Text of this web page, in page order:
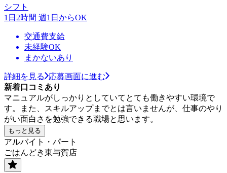
シフト
1日2時間 週1日からOK
交通費支給
未経験OK
まかないあり
詳細を見る
応募画面に進む
新着口コミあり
マニュアルがしっかりとしていてとても働きやすい環境で
す。また、スキルアップまでとは言いませんが、仕事のやり
がい面白さを勉強できる職場と思います。
もっと見る
アルバイト・パート
ごはんどき東与賀店